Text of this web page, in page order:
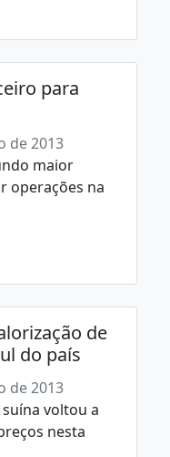
para
de 2013
maior
operações na
de
do país
de 2013
voltou a
nesta